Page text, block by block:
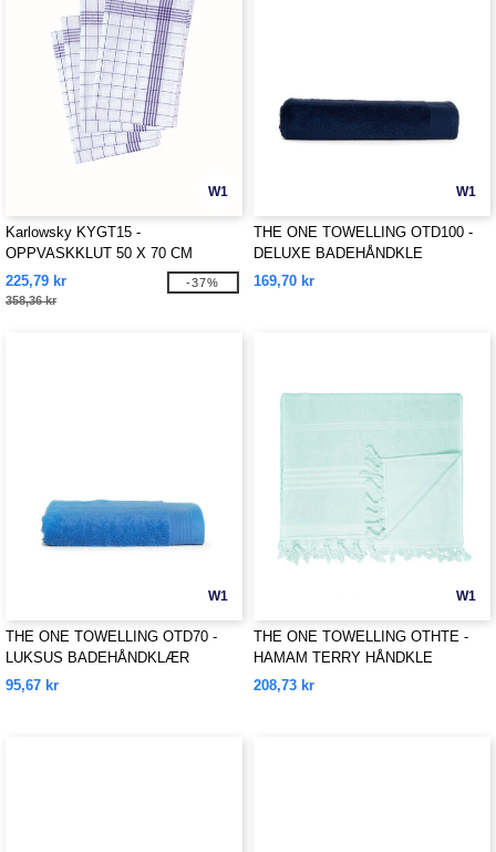
W1
Karlowsky KYGT15 -
OPPVASKKLUT 50 X 70 CM
225,79 kr
358,36 kr
-37%
W1
THE ONE TOWELLING OTD100 -
DELUXE BADEHÅNDKLE
169,70 kr
W1
THE ONE TOWELLING OTD70 -
LUKSUS BADEHÅNDKLÆR
95,67 kr
W1
THE ONE TOWELLING OTHTE -
HAMAM TERRY HÅNDKLE
208,73 kr